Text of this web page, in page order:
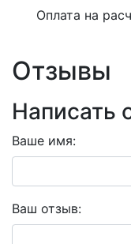
Оплата на
Отзывы
Написать
Ваше имя:
Ваш отзыв: